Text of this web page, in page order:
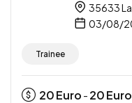
35633
03/08/
Trainee
20Euro - 20Euro